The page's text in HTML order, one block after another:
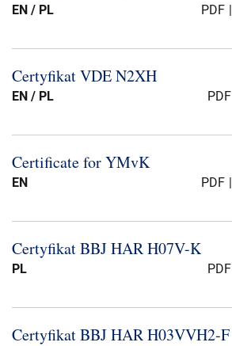
EN / PL PDF
Certyfikat VDE N2XH
EN / PL PDF
Certificate for YMvK
EN PDF
Certyfikat BBJ HAR H07V-​K
PL PDF
Certyfikat BBJ HAR H03VVH2-​F